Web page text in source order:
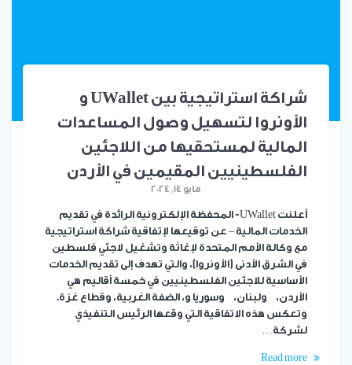
شراكة استراتيجية بين UWallet و
الأونروا لتسهيل وصول المساعدات
المالية لمستحقيها من اللاجئين
الفلسطينيين المقيمين في الأردن
مايو 14, 2024
أعلنت UWallet- المحفظة الإلكترونية الرائدة في تقديم
الخدمات المالية – عن توقيعها لإتفاقية شراكة استراتيجية
مع وكالة الأمم المتحدة لإغاثة وتشغيل لاجئي فلسطين
في الشرق الأدنى (الأونروا)، والتي تهدف إلى تقديم الخدمات
الأساسية للاجئين الفلسطينيين في خمسة أقاليم هي
الأردن، ولبنان، وسوريا و، الضفة الغربية، وقطاع غزة.
وتعكس هذه الاتفاقية التي وقعها الرئيس التنفيذي
لشركة…
Read more